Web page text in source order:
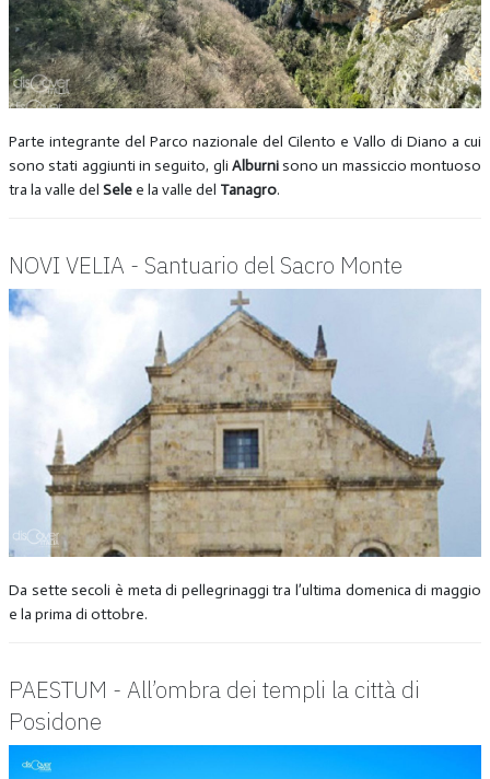
Parte integrante del Parco nazionale del Cilento e Vallo di Diano a cui
sono stati aggiunti in seguito, gli Alburnisono un massiccio montuoso
tra la valle del Selee la valle del Tanagro.
NOVI VELIA - Santuario del Sacro Monte
Da sette secoli è meta di pellegrinaggi tra l’ultima domenica di maggio
e la prima di ottobre.
PAESTUM - All’ombra dei templi la città di
Posidone